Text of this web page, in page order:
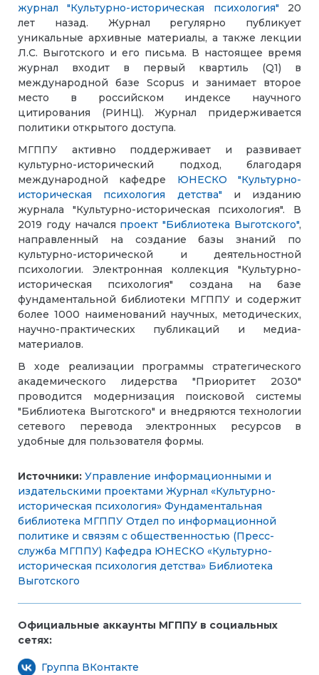
журнал "Культурно-историческая психология" 20
лет назад. Журнал регулярно публикует
уникальные архивные материалы, а также лекции
Л.С. Выготского и его письма. В настоящее время
журнал входит в первый квартиль (Q1) в
международной базе Scopus и занимает второе
место в российском индексе научного
цитирования (РИНЦ). Журнал придерживается
политики открытого доступа.
МГППУ активно поддерживает и развивает
культурно-исторический подход, благодаря
международной кафедре ЮНЕСКО "Культурно-
историческая психология детства" и изданию
журнала "Культурно-историческая психология". В
2019 году начался проект "Библиотека Выготского",
направленный на создание базы знаний по
культурно-исторической и деятельностной
психологии. Электронная коллекция "Культурно-
историческая психология" создана на базе
фундаментальной библиотеки МГППУ и содержит
более 1000 наименований научных, методических,
научно-практических публикаций и медиа-
материалов.
В ходе реализации программы стратегического
академического лидерства "Приоритет 2030"
проводится модернизация поисковой системы
"Библиотека Выготского" и внедряются технологии
сетевого перевода электронных ресурсов в
удобные для пользователя формы.
Источники: Управление информационными и
издательскими проектами Журнал «Культурно-
историческая психология» Фундаментальная
библиотека МГППУ Отдел по информационной
политике и связям с общественностью (Пресс-
служба МГППУ) Кафедра ЮНЕСКО «Культурно-
историческая психология детства» Библиотека
Выготского
Официальные аккаунты МГППУ в социальных
сетях:
Группа ВКонтакте